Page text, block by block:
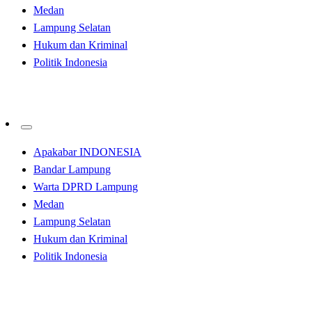
Medan
Lampung Selatan
Hukum dan Kriminal
Politik Indonesia
Apakabar INDONESIA
Bandar Lampung
Warta DPRD Lampung
Medan
Lampung Selatan
Hukum dan Kriminal
Politik Indonesia